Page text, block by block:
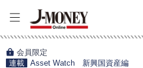
会員限定
連載
Asset Watch 新興国資産編